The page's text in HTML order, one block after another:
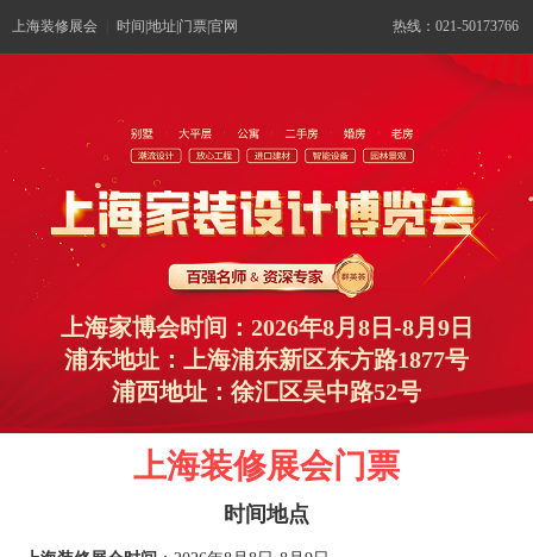
上海装修展会 时间|地址|门票|官网 热线：021-50173766
上海家博会时间：2026年8月8日-8月9日
浦东地址：上海浦东新区东方路1877号
浦西地址：徐汇区吴中路52号
上海装修展会门票
时间地点